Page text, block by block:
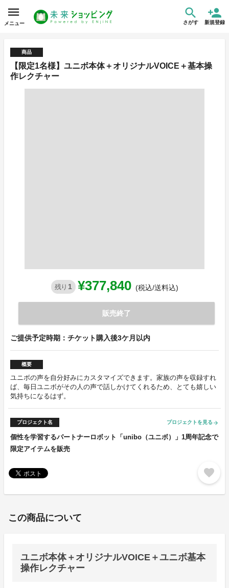
メニュー さがす 新規登録
商品
【限定1名様】ユニボ本体＋オリジナルVOICE＋基本操
作レクチャー
残り 1 ¥377,840 (税込/送料込)
販売終了
ご提供予定時期：チケット購入後3ケ月以内
概要
ユニボの声を自分好みにカスタマイズできます。家族の声を収録すれ
ば、毎日ユニボがその人の声で話しかけてくれるため、とても嬉しい
気持ちになるはず。
プロジェクト名 プロジェクトを見る arrow_forward
個性を学習するパートナーロボット「unibo（ユニボ）」1周年記念で
限定アイテムを販売
favorite
この商品について
ユニボ本体＋オリジナルVOICE＋ユニボ基本
操作レクチャー